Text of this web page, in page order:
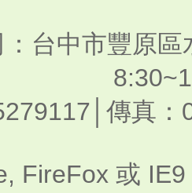
：台中市豐原
傳真
FireFox 或